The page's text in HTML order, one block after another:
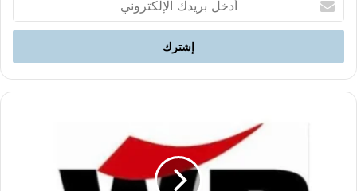
بريدك
الإلكتروني
المصادرة